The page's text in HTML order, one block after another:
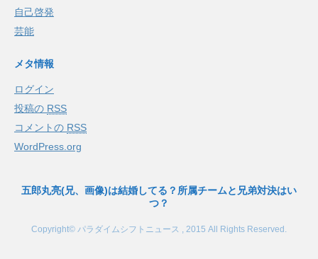
自己啓発
芸能
メタ情報
ログイン
投稿の RSS
コメントの RSS
WordPress.org
五郎丸亮(兄、画像)は結婚してる？所属チームと兄弟対決はい
つ？
Copyright© パラダイムシフトニュース , 2015 All Rights Reserved.